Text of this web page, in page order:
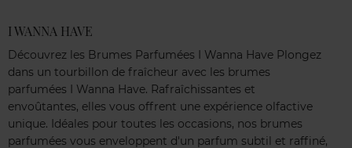
I WANNA HAVE
Découvrez les Brumes Parfumées I Wanna Have Plongez
dans un tourbillon de fraîcheur avec les brumes
parfumées I Wanna Have. Rafraîchissantes et
envoûtantes, elles vous offrent une expérience olfactive
unique. Idéales pour toutes les occasions, nos brumes
parfumées vous enveloppent d'un parfum subtil et raffiné,